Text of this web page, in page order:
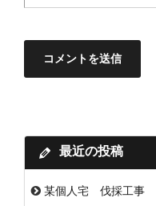
最近の投稿
某個人宅 伐採工事